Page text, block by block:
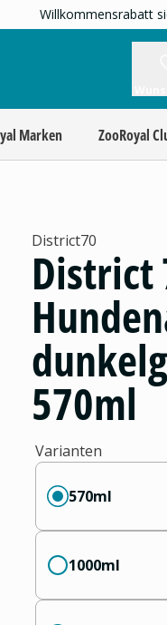
Willkommensrabatt
Marken ZooRoyal
District70
District
570ml
Varianten
570ml
1000ml